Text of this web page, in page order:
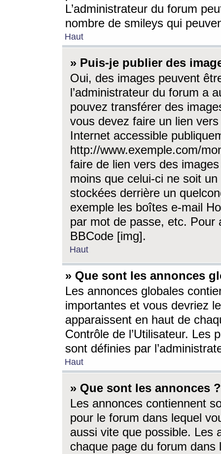
L’administrateur du forum
nombre de smileys qui
Haut
» Puis-je publier des
Oui, des images peuvent
l’administrateur du forum a
pouvez transférer des
vous devez faire un lien
Internet accessible
http://www.exemple.com/
faire de lien vers des
moins que celui-ci ne soit
stockées derrière un
exemple les boîtes e-mail
par mot de passe, etc. Pour
BBCode [img].
Haut
» Que sont les annonces
Les annonces globales
importantes et vous devriez
apparaissent en haut de
Contrôle de l’Utilisateur. Les
sont définies par
Haut
» Que sont les annonces ?
Les annonces contiennent
pour le forum dans lequel
aussi vite que possible. Les
chaque page du forum dans